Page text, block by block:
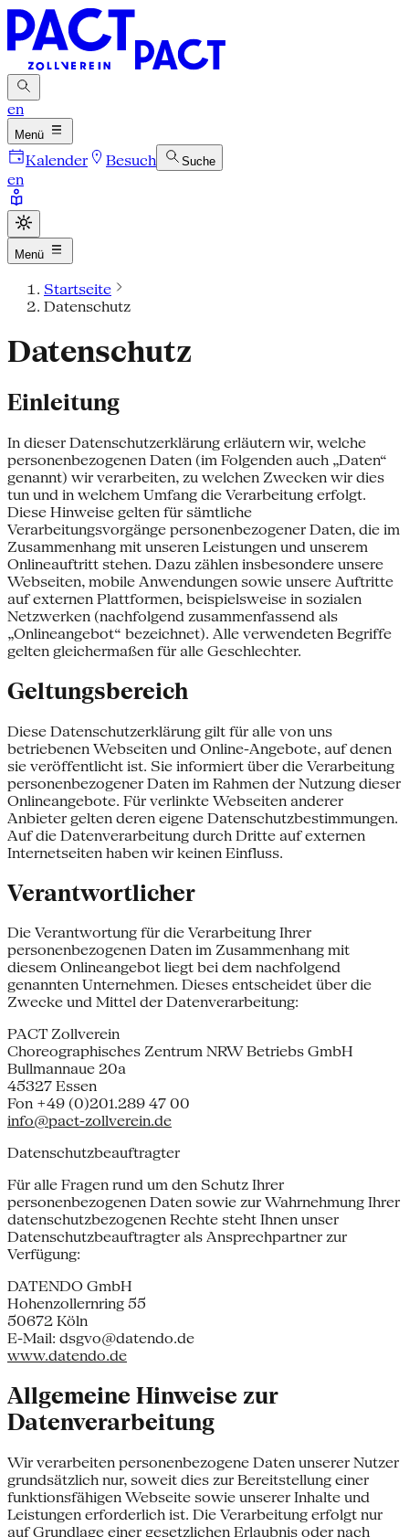
en
Menü
Kalender Besuch Suche
en
Menü
Startseite
Datenschutz
Datenschutz
Einleitung
In dieser Datenschutzerklärung erläutern wir, welche
personenbezogenen Daten (im Folgenden auch „Daten“
genannt) wir verarbeiten, zu welchen Zwecken wir dies
tun und in welchem Umfang die Verarbeitung erfolgt.
Diese Hinweise gelten für sämtliche
Verarbeitungsvorgänge personenbezogener Daten, die im
Zusammenhang mit unseren Leistungen und unserem
Onlineauftritt stehen. Dazu zählen insbesondere unsere
Webseiten, mobile Anwendungen sowie unsere Auftritte
auf externen Plattformen, beispielsweise in sozialen
Netzwerken (nachfolgend zusammenfassend als
„Onlineangebot“ bezeichnet). Alle verwendeten Begriffe
gelten gleichermaßen für alle Geschlechter.
Geltungsbereich
Diese Datenschutzerklärung gilt für alle von uns
betriebenen Webseiten und Online-Angebote, auf denen
sie veröffentlicht ist. Sie informiert über die Verarbeitung
personenbezogener Daten im Rahmen der Nutzung dieser
Onlineangebote. Für verlinkte Webseiten anderer
Anbieter gelten deren eigene Datenschutzbestimmungen.
Auf die Datenverarbeitung durch Dritte auf externen
Internetseiten haben wir keinen Einfluss.
Verantwortlicher
Die Verantwortung für die Verarbeitung Ihrer
personenbezogenen Daten im Zusammenhang mit
diesem Onlineangebot liegt bei dem nachfolgend
genannten Unternehmen. Dieses entscheidet über die
Zwecke und Mittel der Datenverarbeitung:
PACT Zollverein
Choreographisches Zentrum NRW Betriebs GmbH
Bullmannaue 20a
45327 Essen
Fon +49 (0)201.289 47 00
info@pact-zollverein.de
Datenschutzbeauftragter
Für alle Fragen rund um den Schutz Ihrer
personenbezogenen Daten sowie zur Wahrnehmung Ihrer
datenschutzbezogenen Rechte steht Ihnen unser
Datenschutzbeauftragter als Ansprechpartner zur
Verfügung:
DATENDO GmbH
Hohenzollernring 55
50672 Köln
E-Mail: dsgvo@datendo.de
www.datendo.de
Allgemeine Hinweise zur
Datenverarbeitung
Wir verarbeiten personenbezogene Daten unserer Nutzer
grundsätzlich nur, soweit dies zur Bereitstellung einer
funktionsfähigen Webseite sowie unserer Inhalte und
Leistungen erforderlich ist. Die Verarbeitung erfolgt nur
auf Grundlage einer gesetzlichen Erlaubnis oder nach